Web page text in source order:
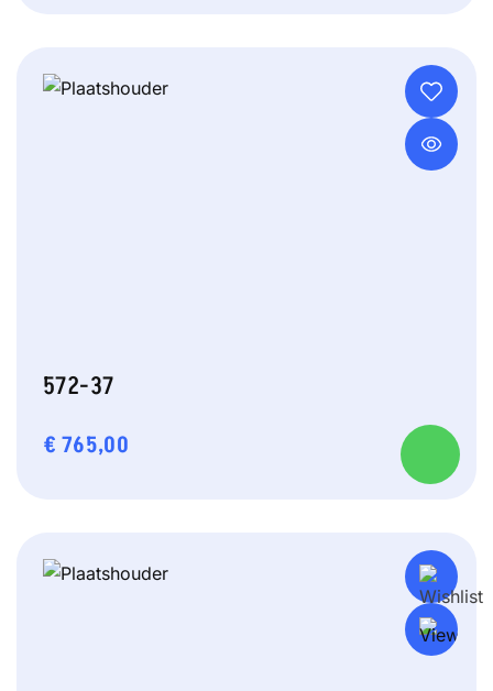
572-37
€ 765,00